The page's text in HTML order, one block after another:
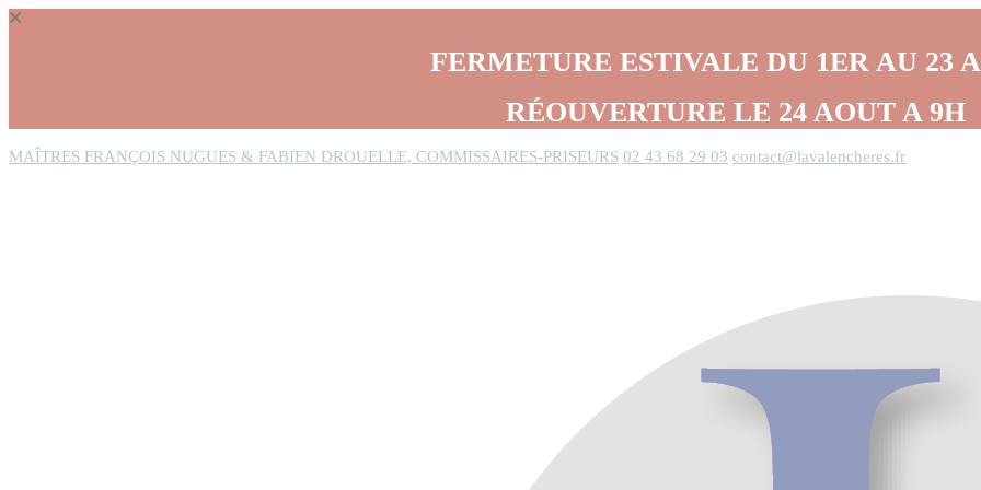
FERMETURE ESTIVALE DU 1ER AU 23
RÉOUVERTURE LE 24 AOUT A 9H
MAÎTRES FRANÇOIS NUGUES & FABIEN DROUELLE, COMMISSAIRES-PRISEURS 02 43 68 29 03 contact@lavalencheres.fr
Panneau de gestion des cookies